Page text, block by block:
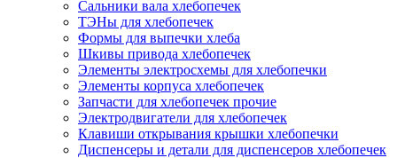
Сальники вала хлебопечек
ТЭНы для хлебопечек
Формы для выпечки хлеба
Шкивы привода хлебопечек
Элементы электросхемы для хлебопечки
Элементы корпуса хлебопечек
Запчасти для хлебопечек прочие
Электродвигатели для хлебопечек
Клавиши открывания крышки хлебопечки
Диспенсеры и детали для диспенсеров хлебопечек